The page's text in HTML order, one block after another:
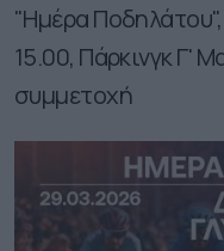
"Ημέρα
15.00, Πάρκινγκ Γ'
συμμετοχή